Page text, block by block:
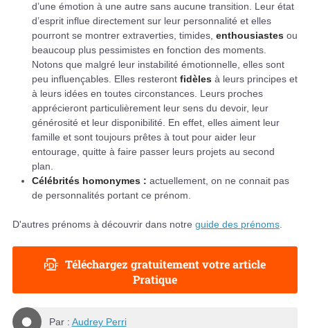
d’une émotion à une autre sans aucune transition. Leur état
d’esprit influe directement sur leur personnalité et elles
pourront se montrer extraverties, timides, enthousiastes ou
beaucoup plus pessimistes en fonction des moments.
Notons que malgré leur instabilité émotionnelle, elles sont
peu influençables. Elles resteront fidèles à leurs principes et
à leurs idées en toutes circonstances. Leurs proches
apprécieront particulièrement leur sens du devoir, leur
générosité et leur disponibilité. En effet, elles aiment leur
famille et sont toujours prêtes à tout pour aider leur
entourage, quitte à faire passer leurs projets au second
plan.
Célébrités homonymes : actuellement, on ne connait pas
de personnalités portant ce prénom.
D'autres prénoms à découvrir dans notre guide des prénoms
Téléchargez gratuitement votre article
Pratique
Par : Audrey Perri